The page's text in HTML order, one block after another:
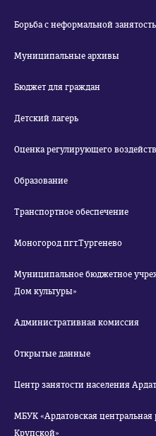
Борьба с неформальной
Муниципальные архивы
Бюджет для граждан
Детский лагерь
Оценка регулирующего
Образование
Транспортное обеспечение
Моногород пгт.Тургенево
Муниципальное бюджетное учреждение
Дом культуры»
Административная комиссия
Открытые данные
Центр занятости населения
МБУК «Ардатовская
Крупской»